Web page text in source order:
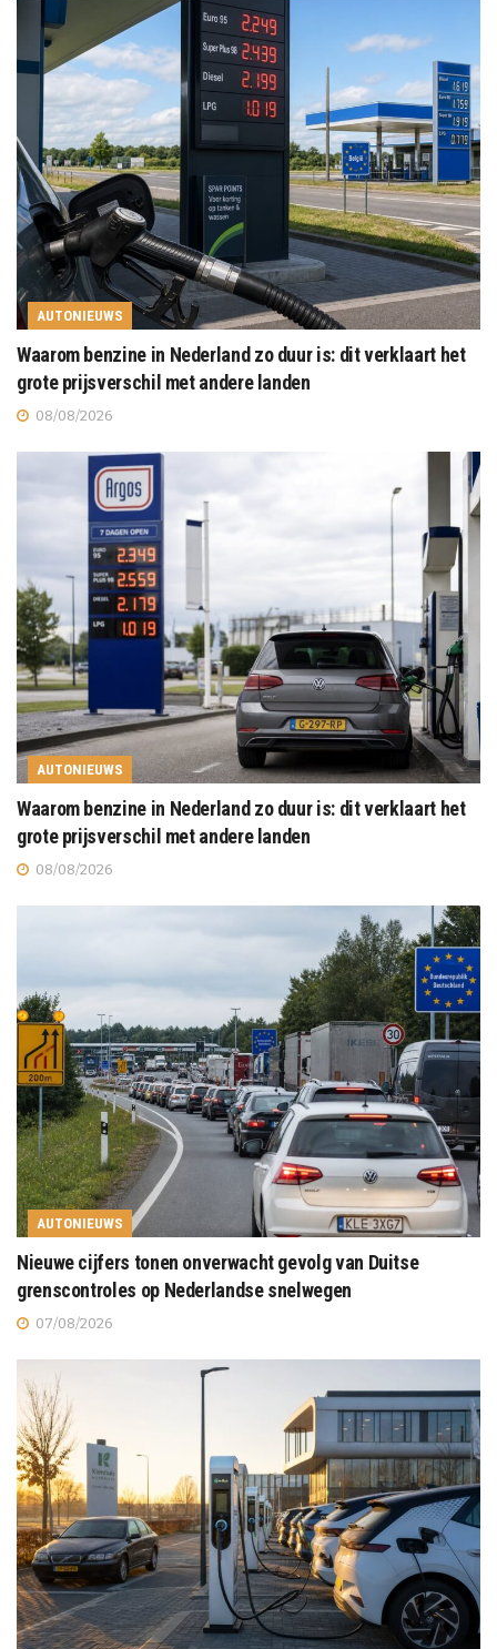
AUTONIEUWS
Waarom benzine in Nederland zo duur is: dit verklaart het
grote prijsverschil met andere landen
08/08/2026
AUTONIEUWS
Waarom benzine in Nederland zo duur is: dit verklaart het
grote prijsverschil met andere landen
08/08/2026
AUTONIEUWS
Nieuwe cijfers tonen onverwacht gevolg van Duitse
grenscontroles op Nederlandse snelwegen
07/08/2026